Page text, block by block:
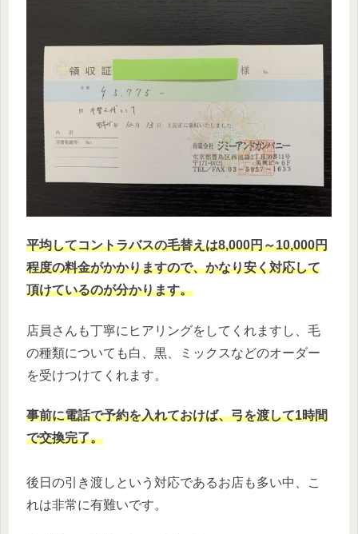
平均してコントラバスの毛替えは8,000円～10,000円
程度の料金がかかりますので、かなり安く対応して
頂けているのが分かります。
店員さんも丁寧にヒアリングをしてくれますし、毛
の種類についても白、黒、ミックスなどのオーダー
を受けつけてくれます。
事前に電話で予約を入れておけば、弓を渡して1時間
で交換完了。
後日の引き渡しという対応であるお店も多い中、こ
れは非常に有難いです。